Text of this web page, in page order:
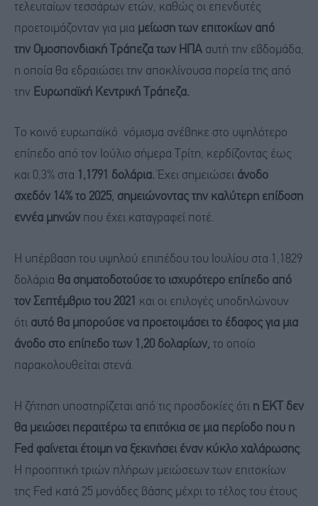
τελευταίων τεσσάρων ετών, καθώς οι επενδυτές
προετοιμάζονταν για μια μείωση των επιτοκίων από
την Ομοσπονδιακή Τράπεζα των ΗΠΑ αυτή την εβδομάδα,
η οποία θα εδραιώσει την αποκλίνουσα πορεία της από
την Ευρωπαϊκή Κεντρική Τράπεζα.
Το κοινό ευρωπαϊκό νόμισμα ανέβηκε στο υψηλότερο
επίπεδο από τον Ιούλιο σήμερα Τρίτη, κερδίζοντας έως
και 0,3% στα
1,1791 δολάρια. Έχει σημειώσει άνοδο
σχεδόν 14% το 2025, σημειώνοντας την καλύτερη επίδοση
εννέα μηνών που έχει καταγραφεί ποτέ.
Η υπέρβαση του υψηλού επιπέδου του Ιουλίου στα 1,1829
δολάρια θα σηματοδοτούσε το ισχυρότερο επίπεδο από
τον Σεπτέμβριο του 2021
και οι επιλογές υποδηλώνουν
ότι αυτό θα μπορούσε να προετοιμάσει το έδαφος για μια
άνοδο στο επίπεδο των 1,20 δολαρίων, το οποίο
παρακολουθείται στενά.
Η ζήτηση υποστηρίζεται από τις προσδοκίες ότι η ΕΚΤ δεν
θα μειώσει περαιτέρω τα επιτόκια σε μια περίοδο που η
Fed φαίνεται έτοιμη να ξεκινήσει έναν κύκλο χαλάρωσης.
Η προοπτική τριών πλήρων μειώσεων των επιτοκίων
της Fed κατά 25 μονάδες βάσης μέχρι το τέλος του έτους